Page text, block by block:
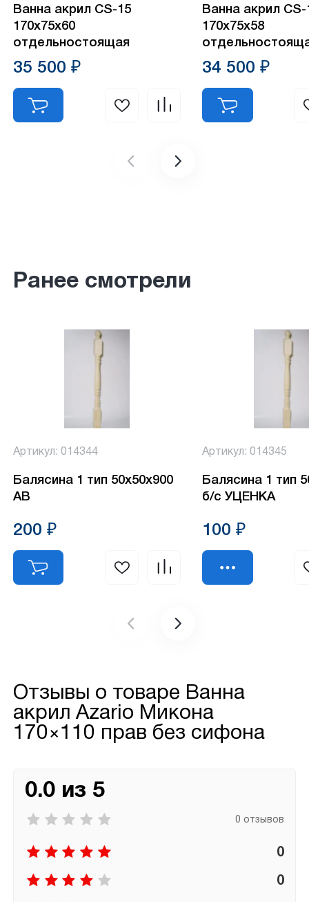
Ванна акрил CS-15
170х75х60
отдельностоящая
35 500 ₽
Ванна акрил CS-
170х75х58
34 500 ₽
Ранее смотрели
Артикул: 014344
Балясина 1 тип 50х50х900
АВ
200 ₽
Артикул: 014345
Балясина 1 тип
б/с УЦЕНКА
100 ₽
Отзывы о товаре Ванна
акрил Azario Микона
170×110 прав без сифона
0.0 из 5
0 отзывов
0
0